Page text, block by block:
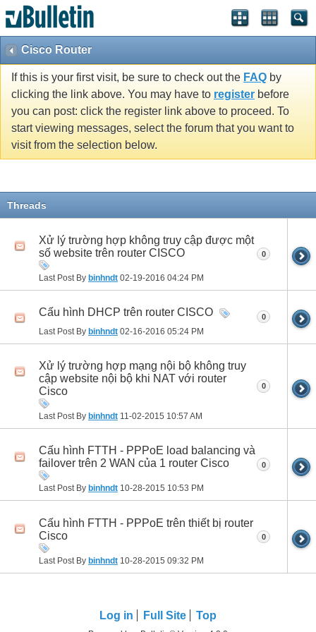
Cisco Router
If this is your first visit, be sure to check out the FAQ by
clicking the link above. You may have to register before
you can post: click the register link above to proceed. To
start viewing messages, select the forum that you want to
visit from the selection below.
Threads
Xử lý trường hợp không truy cập được một
số website trên router CISCO
Last Post By binhndt 02-19-2016 04:24 PM
0
Cấu hình DHCP trên router CISCO
Last Post By binhndt 02-16-2016 05:24 PM
0
Xử lý trường hợp mạng nội bộ không truy
cập website nội bộ khi NAT với router
Cisco
Last Post By binhndt 11-02-2015 10:57 AM
0
Cấu hình FTTH - PPPoE load balancing và
failover trên 2 WAN của 1 router Cisco
Last Post By binhndt 10-28-2015 10:53 PM
0
Cấu hình FTTH - PPPoE trên thiết bị router
Cisco
Last Post By binhndt 10-28-2015 09:32 PM
0
Log in Full Site Top